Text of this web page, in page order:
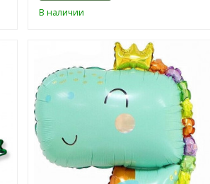
В наличии